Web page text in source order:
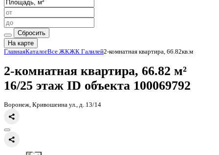
Сбросить
На карте
Главная КаталогВсе ЖКЖК Галилей
2-комнатная квартира, 66.82
16/25 этаж